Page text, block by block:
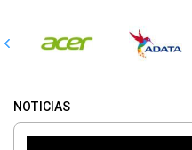
NOTICIAS